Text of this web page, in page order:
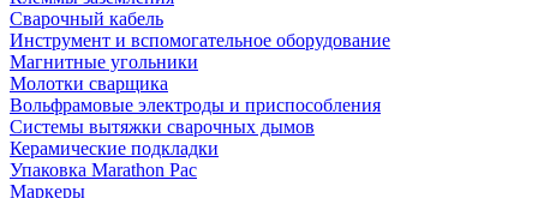
Сварочный кабель
Инструмент и вспомогательное оборудование
Магнитные угольники
Молотки сварщика
Вольфрамовые электроды и приспособления
Системы вытяжки сварочных дымов
Керамические подкладки
Упаковка Marathon Pac
Маркеры